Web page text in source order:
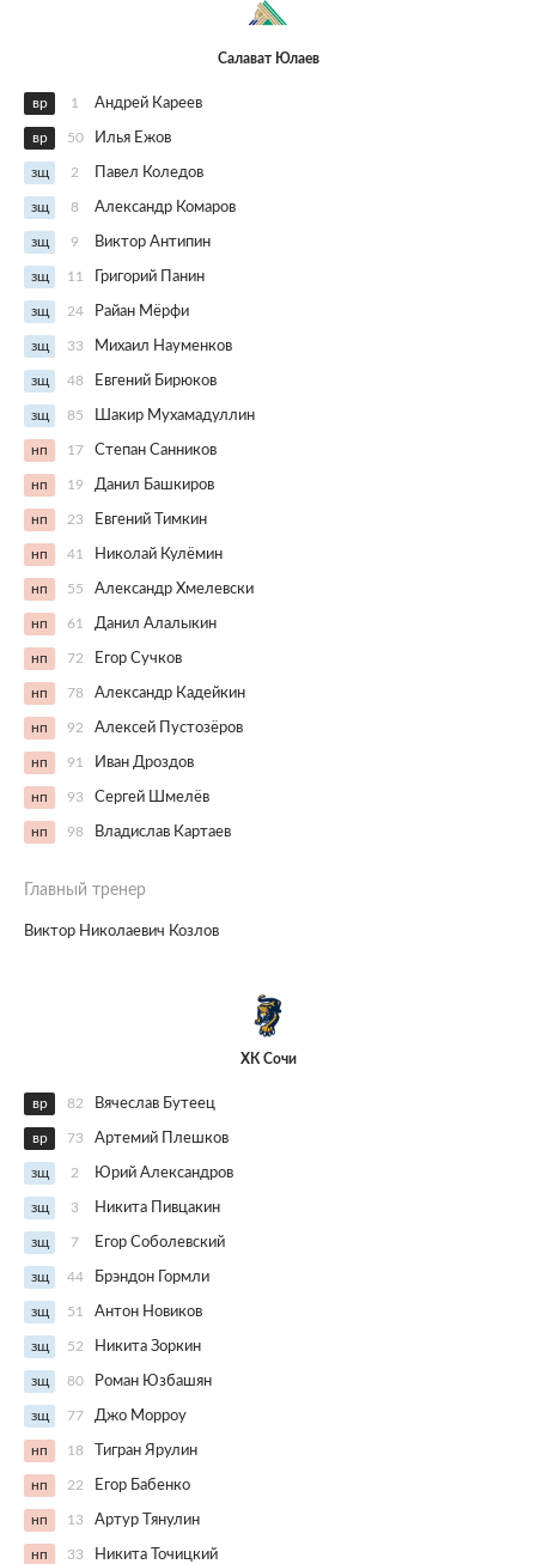
Салават Юлаев
вр 1 Андрей Кареев
вр 50 Илья Ежов
зщ 2 Павел Коледов
зщ 8 Александр Комаров
зщ 9 Виктор Антипин
зщ 11 Григорий Панин
зщ 24 Райан Мёрфи
зщ 33 Михаил Науменков
зщ 48 Евгений Бирюков
зщ 85 Шакир Мухамадуллин
нп 17 Степан Санников
нп 19 Данил Башкиров
нп 23 Евгений Тимкин
нп 41 Николай Кулёмин
нп 55 Александр Хмелевски
нп 61 Данил Алалыкин
нп 72 Егор Сучков
нп 78 Александр Кадейкин
нп 92 Алексей Пустозёров
нп 91 Иван Дроздов
нп 93 Сергей Шмелёв
нп 98 Владислав Картаев
Главный тренер
Виктор Николаевич Козлов
ХК Сочи
вр 82 Вячеслав Бутеец
вр 73 Артемий Плешков
зщ 2 Юрий Александров
зщ 3 Никита Пивцакин
зщ 7 Егор Соболевский
зщ 44 Брэндон Гормли
зщ 51 Антон Новиков
зщ 52 Никита Зоркин
зщ 80 Роман Юзбашян
зщ 77 Джо Морроу
нп 18 Тигран Ярулин
нп 22 Егор Бабенко
нп 13 Артур Тянулин
нп 33 Никита Точицкий